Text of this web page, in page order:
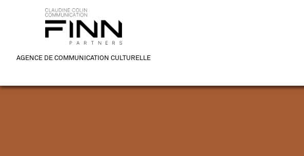
AGENCE DE COMMUNICATION CULTURELLE